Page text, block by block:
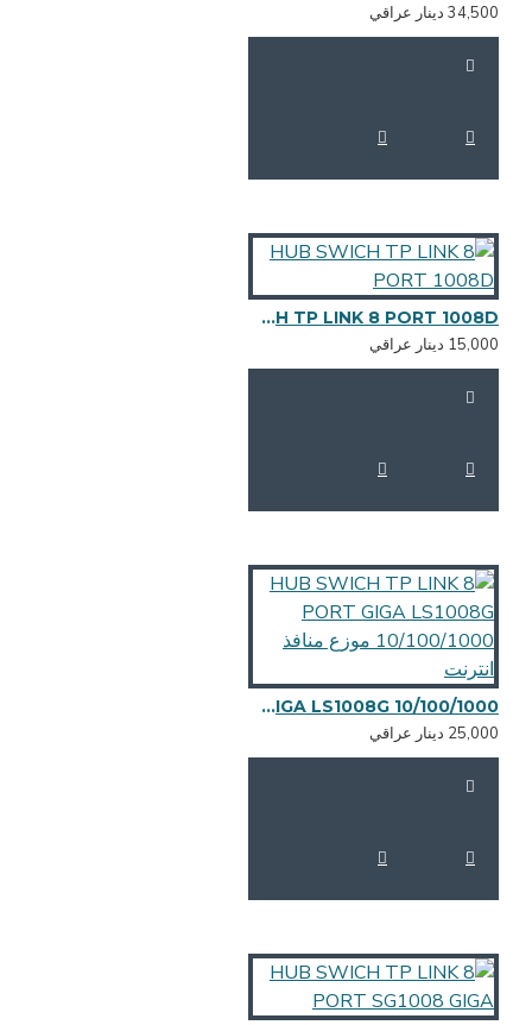
دينار عراقي
HUB SWICH TP LINK 8 PORT 1008D
دينار عراقي
HUB SWICH TP LINK 8 PORT GIGA LS1008G 10/100/1000 موزع منافذ انترنت
دينار عراقي